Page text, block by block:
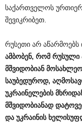
საქართველოს
შევიკრიბეთ.
რუსეთი არ
ამბობენ, რომ რუსული
მშვიდობიან
საუბედუროდ,
უკრაინელების
მშვიდობიანად
და უკრაინის